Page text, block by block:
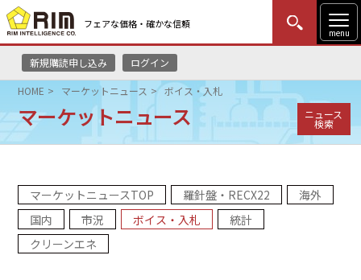
フェアな価格・確かな信頼
menu
新規購読申し込み ログイン
MENU
はじめての方
HOME
リムレポート
メソドロジー
HOME マーケットニュース ボイス・入札
マーケットニュース ニュース
検索
マーケットニュースTOP 羅針盤・RECX22
海外
国内
市況 ボイス・入札
統計
クリーンエネ